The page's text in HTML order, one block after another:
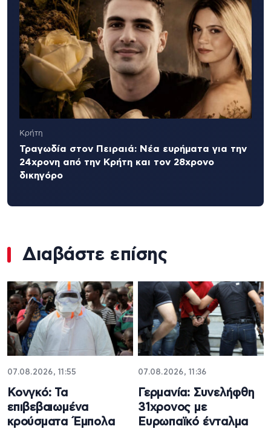
Κρήτη
Τραγωδία στον Πειραιά: Νέα ευρήματα για την
24χρονη από την Κρήτη και τον 28χρονο
δικηγόρο
Διαβάστε επίσης
07.08.2026, 11:55
Κονγκό: Τα
επιβεβαιωμένα
κρούσματα Έμπολα
07.08.2026, 11:36
Γερμανία: Συνελήφθη
31χρονος με
Ευρωπαϊκό ένταλμα